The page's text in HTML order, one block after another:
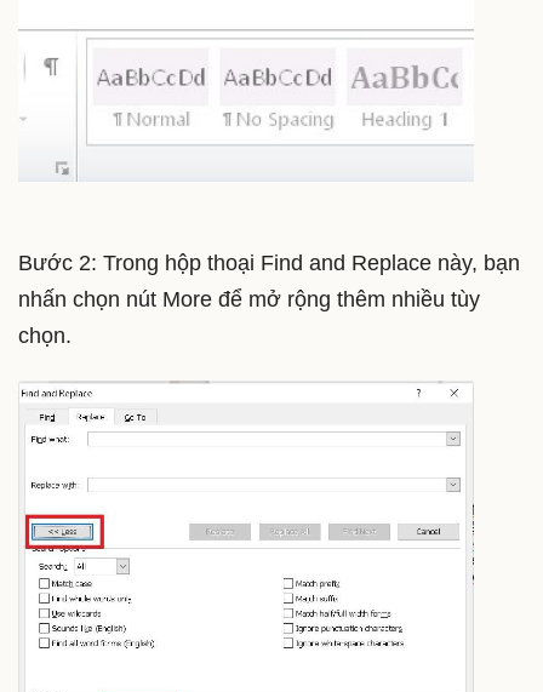
Bước 2: Trong hộp thoại Find and Replace này, bạn
nhấn chọn nút More để mở rộng thêm nhiều tùy
chọn.